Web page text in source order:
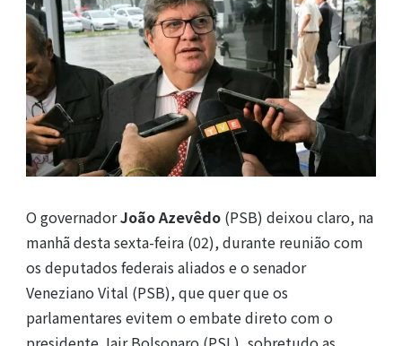
O governadorJoão Azevêdo(PSB) deixou claro, na
manhã desta sexta-feira (02), durante reunião com
os deputados federais aliados e o senador
Veneziano Vital (PSB), que quer que os
parlamentares evitem o embate direto com o